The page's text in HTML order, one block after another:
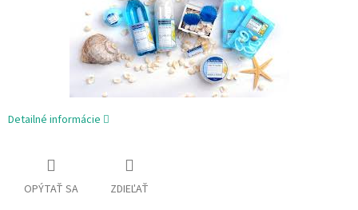
Detailné informácie
OPÝTAŤ SA ZDIEĽAŤ